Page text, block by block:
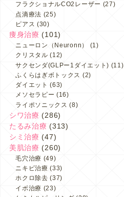
フラクショナルCO2レーザー (27)
点滴療法 (25)
ピアス (30)
痩身治療 (101)
ニューロン（Neuronn）
(1)
クリスタル (12)
サクセンダ(GLPー1ダイエット) (11)
ふくらはぎボトックス (2)
ダイエット (63)
メソセラピー (16)
ライポソニックス (8)
シワ治療 (286)
たるみ治療 (313)
シミ治療 (47)
美肌治療 (260)
毛穴治療 (49)
ニキビ治療 (33)
ホクロ除去 (37)
イボ治療 (23)